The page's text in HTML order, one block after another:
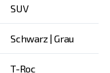
SUV
Schwarz | Grau
T-Roc